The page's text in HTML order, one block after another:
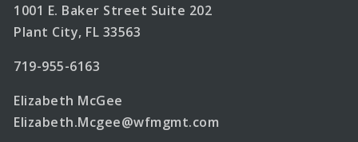
1001 E. Baker Street Suite 202
Plant City, FL 33563
719-955-6163
Elizabeth McGee
Elizabeth.Mcgee@wfmgmt.com